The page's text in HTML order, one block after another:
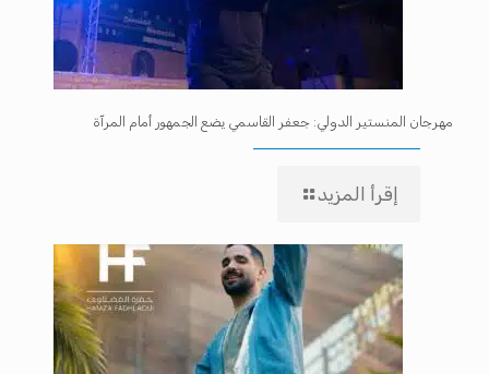
مهرجان المنستير الدولي: جعفر القاسمي يضع الجمهور أمام المرآة
إقرأ المزيد